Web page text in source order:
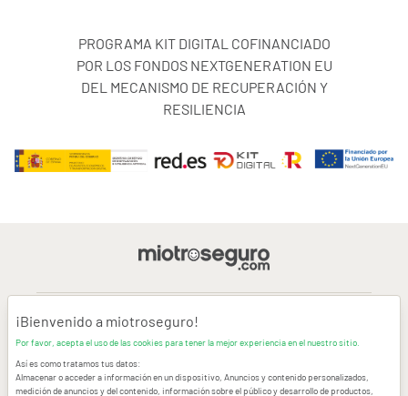
PROGRAMA KIT DIGITAL COFINANCIADO
POR LOS FONDOS NEXTGENERATION EU
DEL MECANISMO DE RECUPERACIÓN Y
RESILIENCIA
AVISO LEGAL
CONDICIONES GENERALES DE USO
¡Bienvenido a miotroseguro!
Por favor, acepta el uso de las cookies para tener la mejor experiencia en el nuestro sitio.
Así es como tratamos tus datos:
Almacenar o acceder a información en un dispositivo, Anuncios y contenido personalizados,
medición de anuncios y del contenido, información sobre el público y desarrollo de productos,